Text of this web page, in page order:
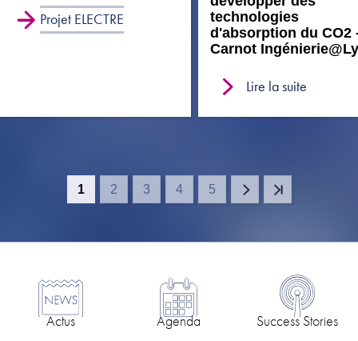
Projet ELECTRE
technologies
d'absorption du CO2
Carnot
Lire la suite
Pagination
Page
1 Page
2 Page
3 Page
4 Page
5
Actus Agenda Success Stories